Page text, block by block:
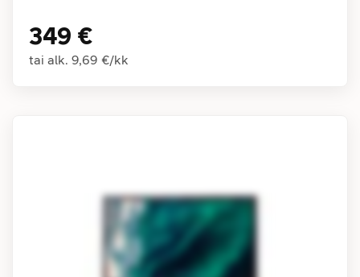
349 €
tai alk. 9,69 €/kk